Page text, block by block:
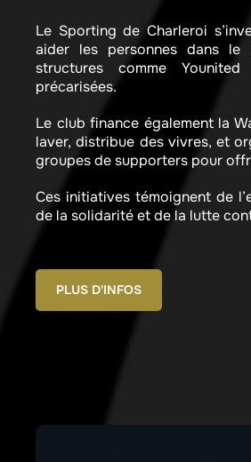
Le Sporting de Charleroi
aider les personnes dans le
structures comme
précarisées.
Le club finance également la
laver, distribue des vivres, et
groupes de supporters pour
Ces initiatives témoignent de
de la solidarité et de la lutte
PLUS D'INFOS